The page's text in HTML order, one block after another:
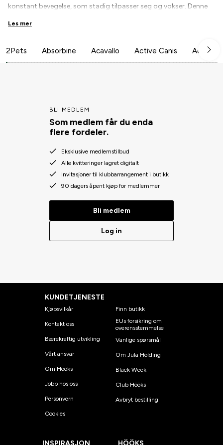
konstant bevegelse, som stadig tilpasser seg og vokser. Denne
først laget sko tilpasset de spesifikke behovene i Hobart,
gater til det røffe terrenget på landsbygda, fra dansegulv til
fabrikker – Blundstone-sko ble skapt for å vare og yte i alle
Les mer
2Pets Absorbine Acavallo Active Canis Aesculap
BLI MEDLEM
Som medlem får du enda
flere fordeler.
Eksklusive medlemstilbud
Alle kvitteringer lagret digitalt
Invitasjoner til klubbarrangement i butikk
90 dagers åpent kjøp for medlemmer
Bli medlem
Log in
KUNDETJENESTE
Kjøpsvilkår
Kontakt oss
Bærekraftig utvikling
Vårt ansvar
Om Hööks
Jobb hos oss
Personvern
Cookies
Finn butikk
EUs forsikring om
overensstemmelse
Vanlige spørsmål
Om Jula Holding
Black Week
Club Hööks
Avbryt bestilling
INSPIRASJON HÖÖKS